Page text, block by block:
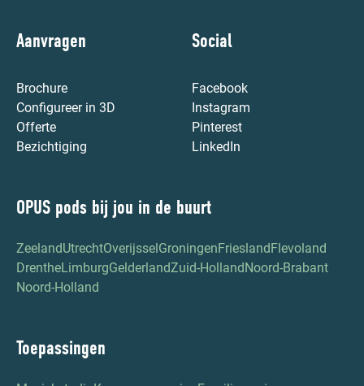
Aanvragen
Brochure
Configureer in 3D
Offerte
Bezichtiging
Social
Facebook
Instagram
Pinterest
LinkedIn
OPUS pods bij jou in de buurt
ZeelandUtrechtOverijsselGroningenFrieslandFlevoland
DrentheLimburgGelderlandZuid-HollandNoord-Brabant
Noord-Holland
Toepassingen